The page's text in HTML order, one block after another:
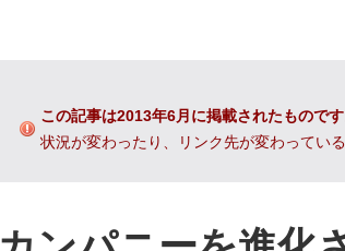
この記事は2013年6月に掲載されたものです
状況が変わったり、リンク先が変わってい